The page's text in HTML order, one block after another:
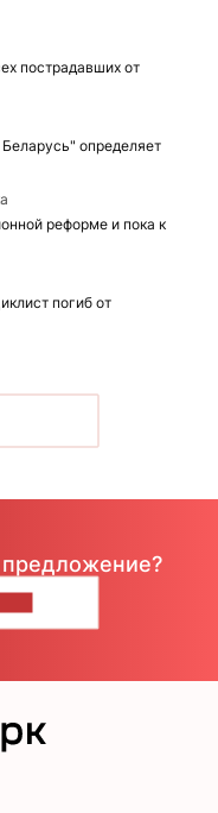
пострадавших от
определяет
реформе и пока к
погиб от
предложение?